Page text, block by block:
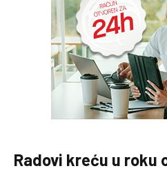
Radovi kreću u roku